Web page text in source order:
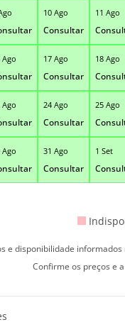
10 Ago
Consultar
11 Ago
Ago 17 Ago
Consultar
18 Ago
Ago 24 Ago
Consultar
25 Ago
Ago 31 Ago
Consultar
1 Set
e disponibilidade
Confirme os preços e